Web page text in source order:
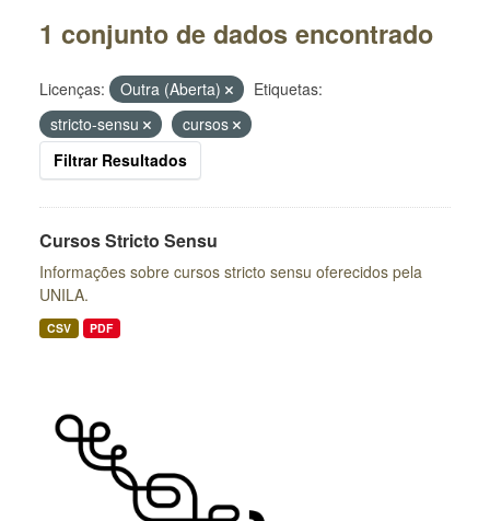
1 conjunto de dados encontrado
Licenças: Outra (Aberta)
Etiquetas:
stricto-sensu
cursos
Filtrar Resultados
Cursos Stricto Sensu
Informações sobre cursos stricto sensu oferecidos pela
UNILA.
CSV PDF